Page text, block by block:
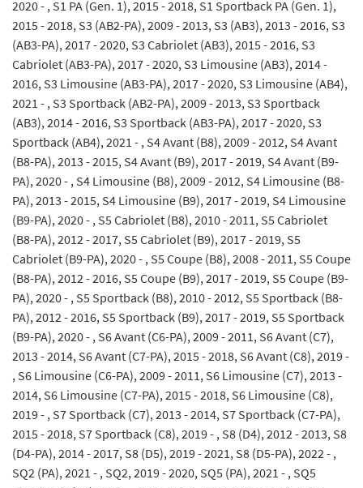
2020 - , S1 PA (Gen. 1), 2015 - 2018, S1 Sportback PA (Gen. 1),
2015 - 2018, S3 (AB2-PA), 2009 - 2013, S3 (AB3), 2013 - 2016, S3
(AB3-PA), 2017 - 2020, S3 Cabriolet (AB3), 2015 - 2016, S3
Cabriolet (AB3-PA), 2017 - 2020, S3 Limousine (AB3), 2014 -
2016, S3 Limousine (AB3-PA), 2017 - 2020, S3 Limousine (AB4),
2021 - , S3 Sportback (AB2-PA), 2009 - 2013, S3 Sportback
(AB3), 2014 - 2016, S3 Sportback (AB3-PA), 2017 - 2020, S3
Sportback (AB4), 2021 - , S4 Avant (B8), 2009 - 2012, S4 Avant
(B8-PA), 2013 - 2015, S4 Avant (B9), 2017 - 2019, S4 Avant (B9-
PA), 2020 - , S4 Limousine (B8), 2009 - 2012, S4 Limousine (B8-
PA), 2013 - 2015, S4 Limousine (B9), 2017 - 2019, S4 Limousine
(B9-PA), 2020 - , S5 Cabriolet (B8), 2010 - 2011, S5 Cabriolet
(B8-PA), 2012 - 2017, S5 Cabriolet (B9), 2017 - 2019, S5
Cabriolet (B9-PA), 2020 - , S5 Coupe (B8), 2008 - 2011, S5 Coupe
(B8-PA), 2012 - 2016, S5 Coupe (B9), 2017 - 2019, S5 Coupe (B9-
PA), 2020 - , S5 Sportback (B8), 2010 - 2012, S5 Sportback (B8-
PA), 2012 - 2016, S5 Sportback (B9), 2017 - 2019, S5 Sportback
(B9-PA), 2020 - , S6 Avant (C6-PA), 2009 - 2011, S6 Avant (C7),
2013 - 2014, S6 Avant (C7-PA), 2015 - 2018, S6 Avant (C8), 2019 -
, S6 Limousine (C6-PA), 2009 - 2011, S6 Limousine (C7), 2013 -
2014, S6 Limousine (C7-PA), 2015 - 2018, S6 Limousine (C8),
2019 - , S7 Sportback (C7), 2013 - 2014, S7 Sportback (C7-PA),
2015 - 2018, S7 Sportback (C8), 2019 - , S8 (D4), 2012 - 2013, S8
(D4-PA), 2014 - 2017, S8 (D5), 2019 - 2021, S8 (D5-PA), 2022 - ,
SQ2 (PA), 2021 - , SQ2, 2019 - 2020, SQ5 (PA), 2021 - , SQ5